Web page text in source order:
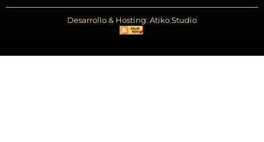
Desarrollo & Hosting: Atiko.Studio